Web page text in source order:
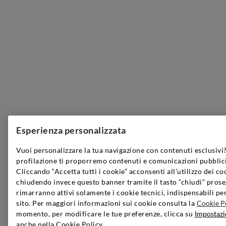
Esperienza personalizzata
Vuoi personalizzare la tua navigazione con contenuti
profilazione ti proporremo contenuti e comunicazioni
Cliccando “Accetta tutti i cookie” acconsenti all’utilizzo dei
chiudendo invece questo banner tramite il tasto “chiudi”
rimarranno attivi solamente i cookie tecnici, indispensabili
sito. Per maggiori informazioni sui cookie consulta la Cookie
momento, per modificare le tue preferenze, clicca su
anche nella Cookie Policy.